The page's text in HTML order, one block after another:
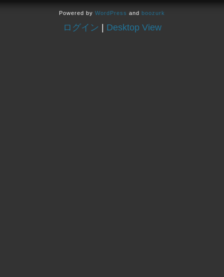
Powered by WordPress and boozurk
ログイン Desktop View